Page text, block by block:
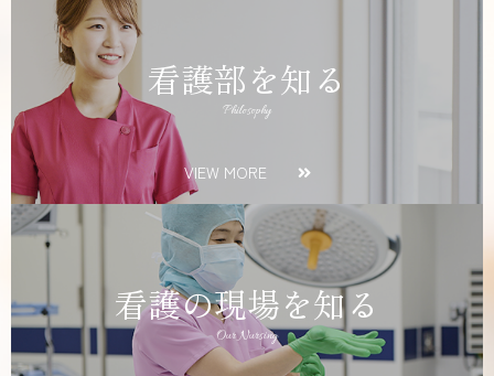
看護部を知る
Philosophy
VIEW MORE
看護の現場を知る
Our Nursing